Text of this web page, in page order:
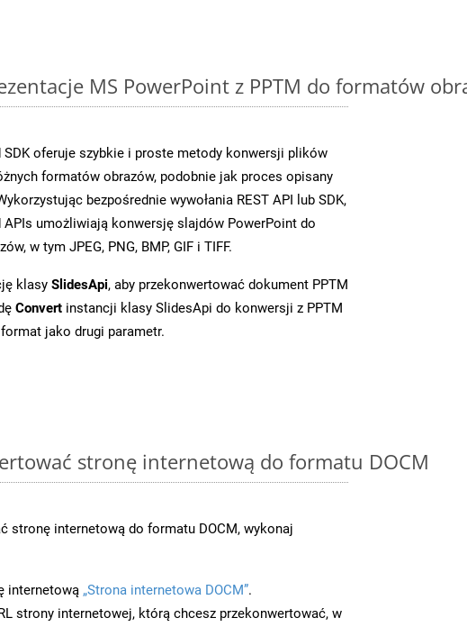
MS PowerPoint z PPTM do formatów
oferuje szybkie i proste metody konwersji plików
formatów obrazów, podobnie jak proces opisany
bezpośrednie wywołania REST API lub SDK,
umożliwiają konwersję slajdów PowerPoint do
w tym JPEG, PNG, BMP, GIF i TIFF.
klasy SlidesApi, aby przekonwertować dokument PPTM
Convert instancji klasy SlidesApi do konwersji z PPTM
jako drugi parametr.
stronę internetową do formatu DOCM
stronę internetową do formatu DOCM, wykonaj
internetową „Strona internetowa DOCM”.
strony internetowej, którą chcesz przekonwertować, w